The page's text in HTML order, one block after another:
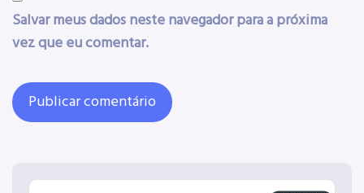
Salvar meus dados neste navegador para a próxima
vez que eu comentar.